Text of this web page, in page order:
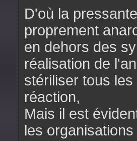
D'où la
proprement
en dehors des
réalisation de
stériliser tous
réaction,
Mais il est
les